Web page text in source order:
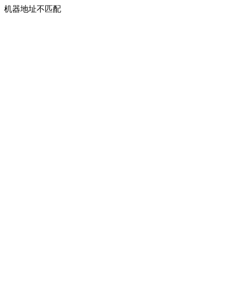
机器地址不匹配